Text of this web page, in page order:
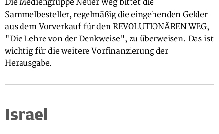
Die Mediengruppe Neuer Weg bittet die
Sammelbesteller, regelmäßig die eingehenden Gelder
aus dem Vorverkauf für den REVOLUTIONÄREN WEG,
"Die Lehre von der Denkweise", zu überweisen. Das ist
wichtig für die weitere Vorfinanzierung der
Herausgabe.
Israel